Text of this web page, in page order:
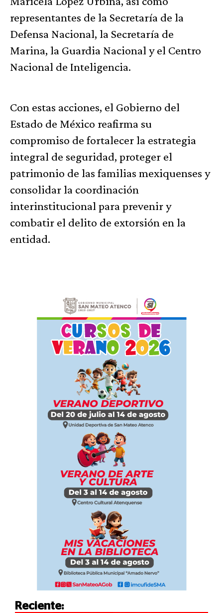
representantes de la Secretaría de la
Defensa Nacional, la Secretaría de
Marina, la Guardia Nacional y el Centro
Nacional de Inteligencia.
Con estas acciones, el Gobierno del
Estado de México reafirma su
compromiso de fortalecer la estrategia
integral de seguridad, proteger el
patrimonio de las familias mexiquenses y
consolidar la coordinación
interinstitucional para prevenir y
combatir el delito de extorsión en la
entidad.
Reciente: